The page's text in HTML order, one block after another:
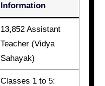
Information
13,852 Assistant
Teacher (Vidya
Sahayak)
Classes 1 to 5: